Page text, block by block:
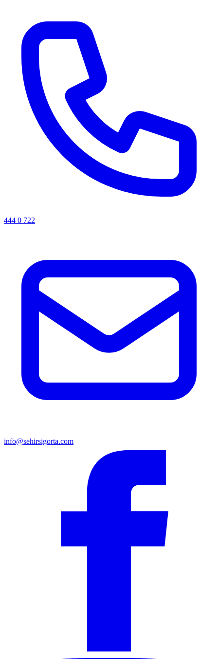
444 0 722
info@sehirsigorta.com